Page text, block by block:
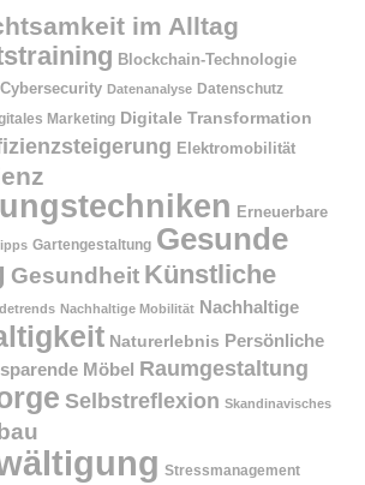
im Alltag
Blockchain-Technologie
Cybersecurity Datenanalyse Datenschutz
Marketing Digitale Transformation
Elektromobilität
Erneuerbare
Gartengestaltung Gesunde
Gesundheit Künstliche
Nachhaltige Mobilität Nachhaltige
Naturerlebnis Persönliche
Möbel Raumgestaltung
Selbstreflexion Skandinavisches
Stressmanagement